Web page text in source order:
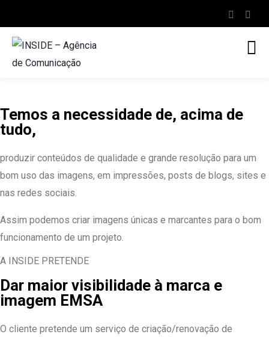
Temos a necessidade de, acima de
tudo,
produzir conteúdos de qualidade e grande resolução para um
bom uso das imagens, em impressões, posts de blogs, sites e
nas redes sociais.
Assim podemos criar imagens únicas e marcantes para o bom
funcionamento de um projeto.
A INSIDE PRETENDE
Dar maior visibilidade à marca e
imagem EMSA
O cliente pretende um serviço de criação/renovação de